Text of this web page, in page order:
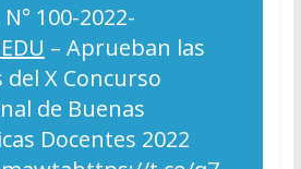
N° 100-2022-
– Aprueban las
del X Concurso
de Buenas
Docentes 2022